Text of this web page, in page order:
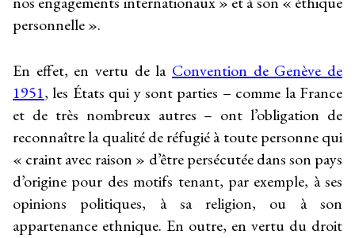
personnelle ».
En effet, en vertu de la Convention de Genève de
1951, les États qui y sont parties – comme la France
et de très nombreux autres – ont l’obligation de
reconnaître la qualité de réfugié à toute personne qui
« craint avec raison » d’être persécutée dans son pays
d’origine pour des motifs tenant, par exemple, à ses
opinions politiques, à sa religion, ou à son
appartenance ethnique. En outre, en vertu du droit